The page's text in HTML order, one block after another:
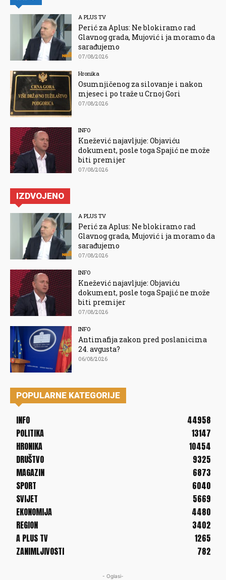
A PLUS TV
Perić za Aplus: Ne blokiramo rad
Glavnog grada, Mujović i ja moramo da
sarađujemo
07/08/2026
Hronika
Osumnjičenog za silovanje i nakon
mjesec i po traže u Crnoj Gori
07/08/2026
INFO
Knežević najavljuje: Objaviću
dokument, posle toga Spajić ne može
biti premijer
07/08/2026
IZDVOJENO
A PLUS TV
Perić za Aplus: Ne blokiramo rad
Glavnog grada, Mujović i ja moramo da
sarađujemo
07/08/2026
INFO
Knežević najavljuje: Objaviću
dokument, posle toga Spajić ne može
biti premijer
07/08/2026
INFO
Antimafija zakon pred poslanicima
24. avgusta?
06/08/2026
POPULARNE KATEGORIJE
INFO
44958
POLITIKA
13147
HRONIKA
10454
DRUŠTVO
9325
MAGAZIN
6873
SPORT
6040
SVIJET
5669
EKONOMIJA
4480
REGION
3402
A PLUS TV
1265
ZANIMLJIVOSTI
782
- Oglasi-